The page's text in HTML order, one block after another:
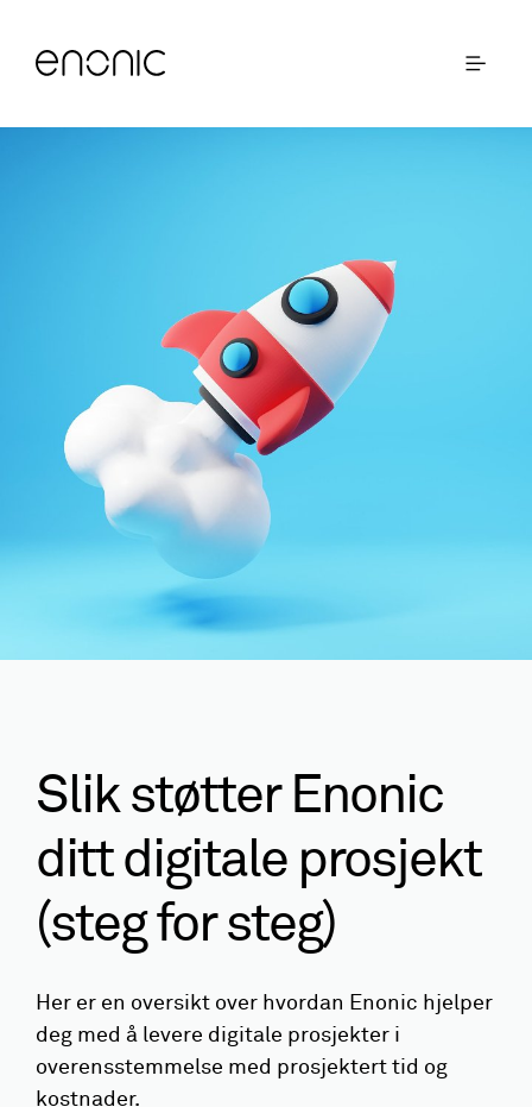
Slik støtter Enonic
ditt digitale prosjekt
(steg for steg)
Her er en oversikt over hvordan Enonic hjelper
deg med å levere digitale prosjekter i
overensstemmelse med prosjektert tid og
kostnader.